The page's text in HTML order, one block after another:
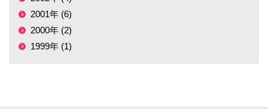
2001年 (6)
2000年 (2)
1999年 (1)